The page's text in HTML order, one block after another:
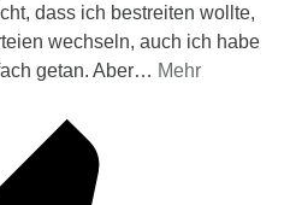
dass ich bestreiten wollte,
wechseln, auch ich habe
getan. Aber… Mehr